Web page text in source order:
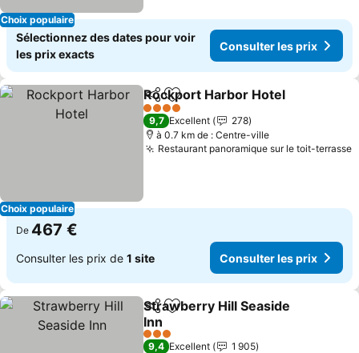
Choix populaire
Sélectionnez des dates pour voir
les prix exacts
Consulter les prix
Choix populaire
PartagerAjouter à mes favoris
Rockport Harbor Hotel
4 Étoiles
9,7 Excellent
278
à 0.7 km de : Centre-ville
Restaurant panoramique sur le toit-terrasse
De 467 €
Consulter les prix de 1 site Consulter les prix
PartagerAjouter à mes favoris
Strawberry Hill Seaside
Inn
Consulter les prix
3 Étoiles
9,4 Excellent
1 905